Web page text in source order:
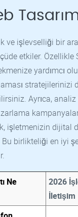
ve işlevselliği bir
etkiler.
yardımcı
Ayrıca,
işletmenizin dijital
birlikteliği en iyi
Ne
2026
İletişim